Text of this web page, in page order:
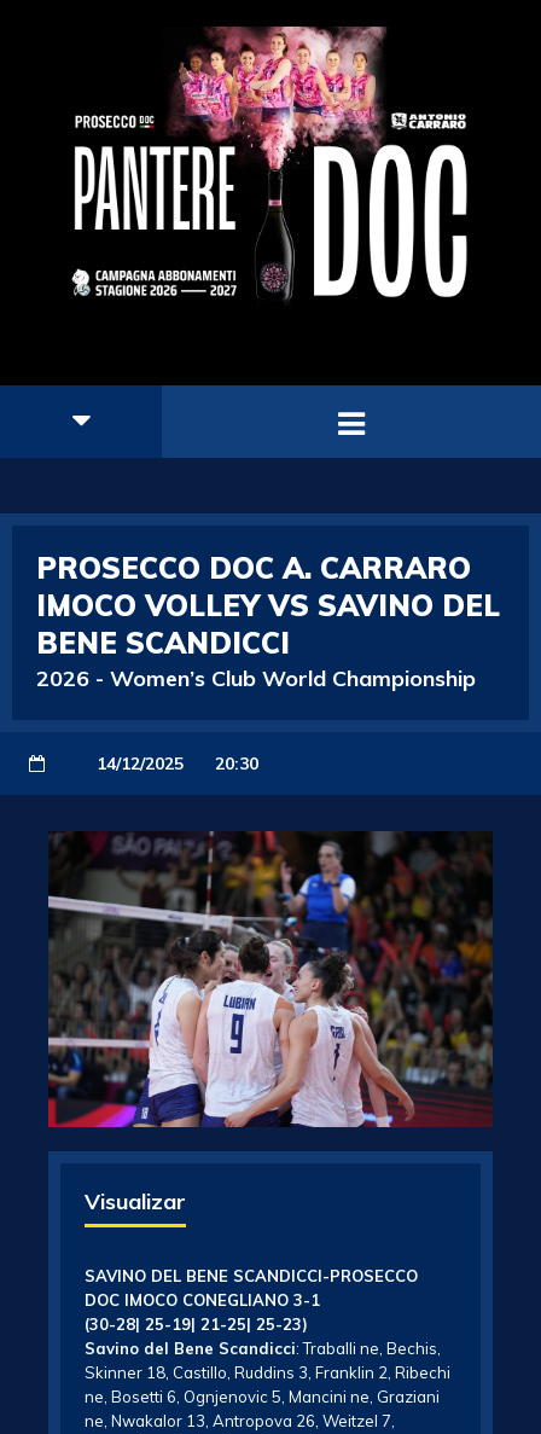
PROSECCO DOC A. CARRARO
IMOCO VOLLEY VS SAVINO DEL
BENE SCANDICCI
2026 - Women’s Club World Championship
14/12/2025 20:30
Visualizar
SAVINO DEL BENE SCANDICCI-PROSECCO
DOC IMOCO CONEGLIANO 3-1
(30-28| 25-19| 21-25| 25-23)
Savino del Bene Scandicci: Traballi ne, Bechis,
Skinner 18, Castillo, Ruddins 3, Franklin 2, Ribechi
ne, Bosetti 6, Ognjenovic 5, Mancini ne, Graziani
ne, Nwakalor 13, Antropova 26, Weitzel 7,